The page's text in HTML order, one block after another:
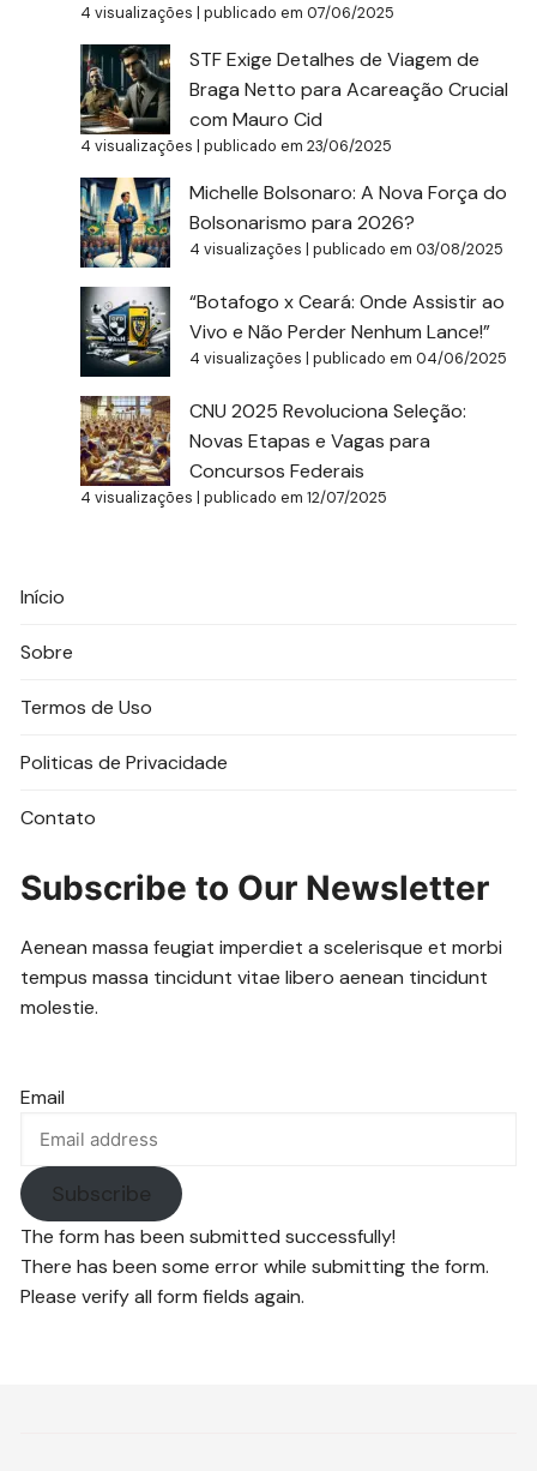
4 visualizações |publicado em 07/06/2025
STF Exige Detalhes de Viagem de
Braga Netto para Acareação Crucial
com Mauro Cid
4 visualizações |publicado em 23/06/2025
Michelle Bolsonaro: A Nova Força do
Bolsonarismo para 2026?
4 visualizações |publicado em 03/08/2025
“Botafogo x Ceará: Onde Assistir ao
Vivo e Não Perder Nenhum Lance!”
4 visualizações |publicado em 04/06/2025
CNU 2025 Revoluciona Seleção:
Novas Etapas e Vagas para
Concursos Federais
4 visualizações |publicado em 12/07/2025
Início
Sobre
Termos de Uso
Politicas de Privacidade
Contato
Subscribe to Our Newsletter
Aenean massa feugiat imperdiet a scelerisque et morbi
tempus massa tincidunt vitae libero aenean tincidunt
molestie.
Email
Subscribe
The form has been submitted successfully!
There has been some error while submitting the form.
Please verify all form fields again.